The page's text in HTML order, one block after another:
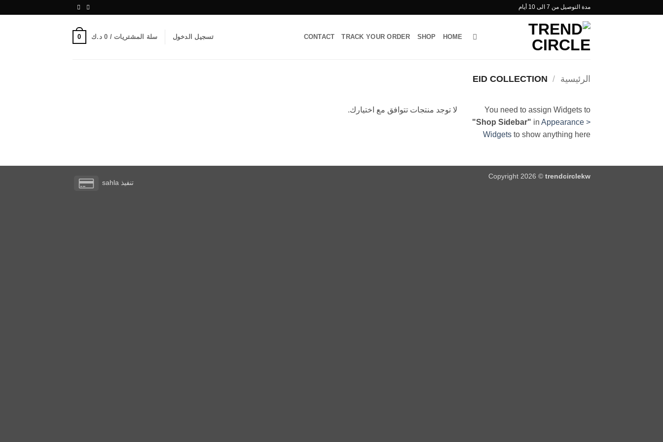
مدة التوصيل من 7 الى 10 أيام
HOME
SHOP
TRACK YOUR ORDER
CONTACT تسجيل الدخول سلة المشتريات / 0 د.ك 0
الرئيسية /
You need to assign Widgets to
"Shop Sidebar" in Appearance >
Widgets to show anything here
لا توجد منتجات تتوافق مع اختيارك.
تنفيذ sahla
Copyright 2026 © trendcirclekw